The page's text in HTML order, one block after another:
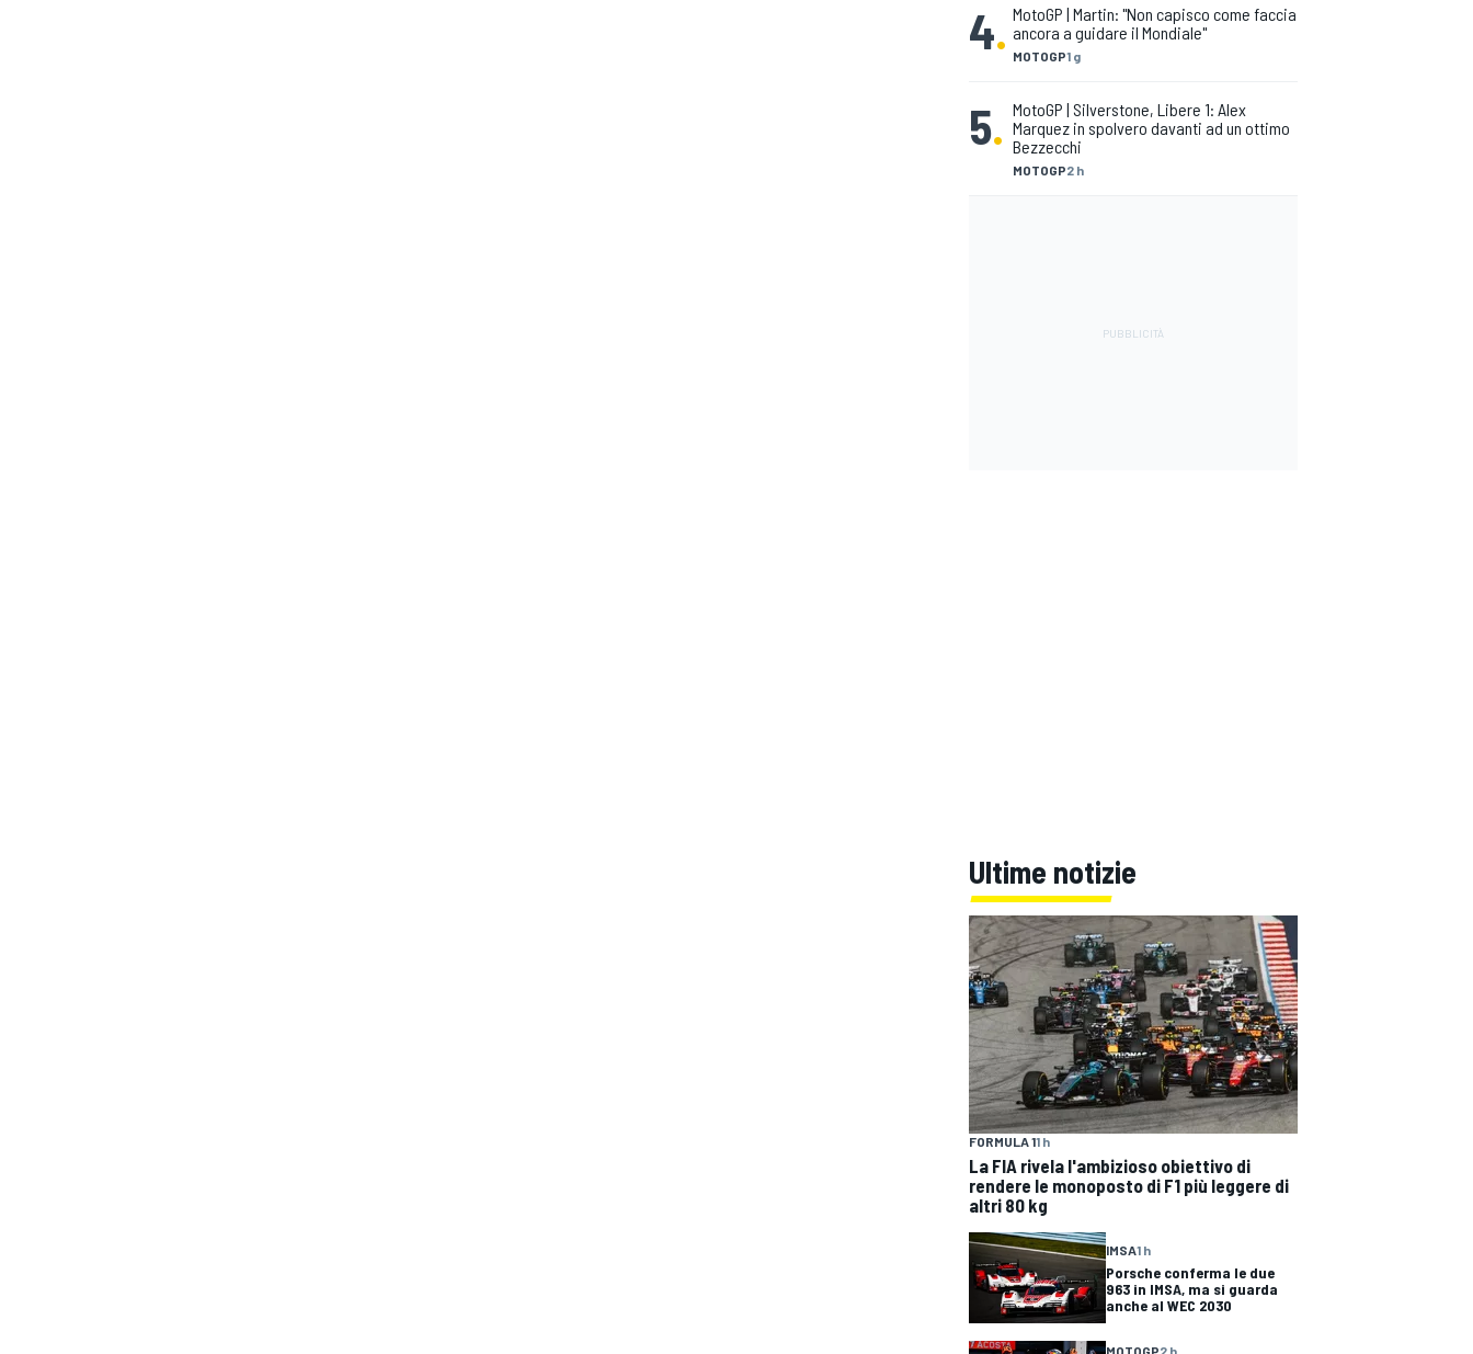
4. MOTOGP1 g
MotoGP | Martin: "Non capisco come faccia
ancora a guidare il Mondiale"
5.
MOTOGP2 h
MotoGP | Silverstone, Libere 1: Alex
Marquez in spolvero davanti ad un ottimo
Bezzecchi
Ultime notizie
FORMULA 11 h
La FIA rivela l'ambizioso obiettivo di
rendere le monoposto di F1 più leggere di
altri 80 kg
IMSA1 h
Porsche conferma le due
963 in IMSA, ma si guarda
anche al WEC 2030
MOTOGP2 h